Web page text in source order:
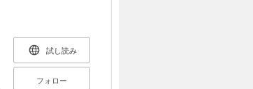
試し読み
フォロー